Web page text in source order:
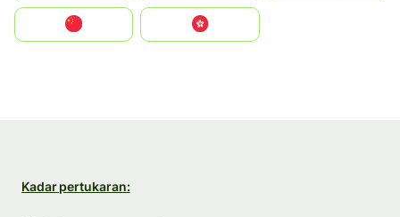
中國香港特別行政區
Kadar pertukaran: